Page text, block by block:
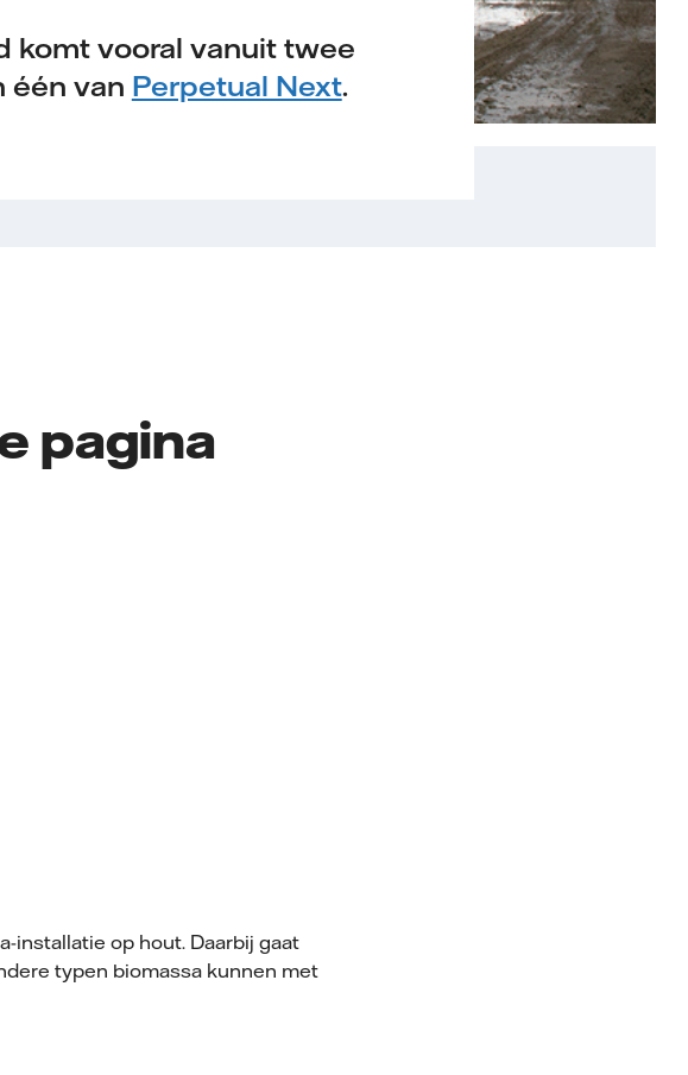
komt vooral vanuit twee
één van Perpetual Next.
pagina
installatie op hout. Daarbij gaat
typen biomassa kunnen met